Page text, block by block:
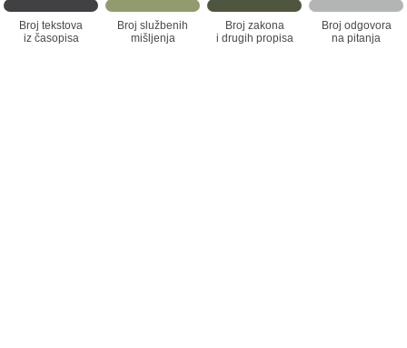
Broj tekstova
iz časopisa
Broj službenih
mišljenja
Broj zakona
i drugih propisa
Broj odgovora
na pitanja